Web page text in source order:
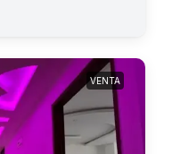
VENTA